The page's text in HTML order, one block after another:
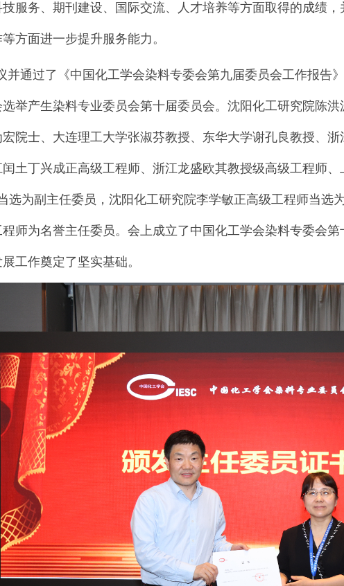
服务、期刊建设、 国际交流、 人才培养等方面取得的成绩
方面进一步提升服务能力。
并通过了《中国化工学会染料专委会第九届委员会工作报告》
选举产生染料专业委员会第十届委员会。 沈阳化工研究院陈洪
院士、 大连理工大学张淑芬教授、 东华大学谢孔良教授、
土丁兴成正高级工程师、浙江龙盛欧其教授级高级工程师、
选为副主任委员 ，沈阳化工研究院李学敏正高级工程师当选
程师为名誉主任委员。 会上 成立了中国化工学会染料专委会第
工作奠定了坚实基础。